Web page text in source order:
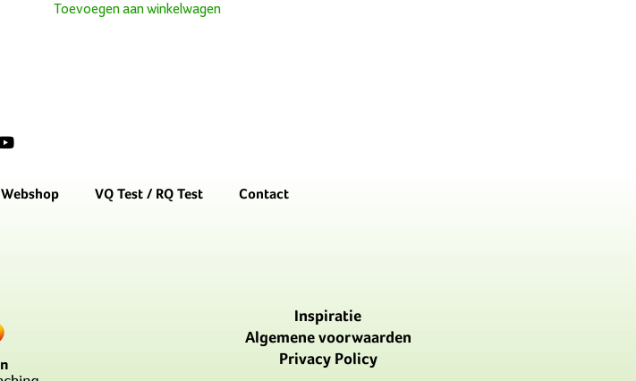
Toevoegen aan winkelwagen
Webshop VQ Test / RQ Test Contact
Inspiratie
Algemene voorwaarden
Privacy Policy